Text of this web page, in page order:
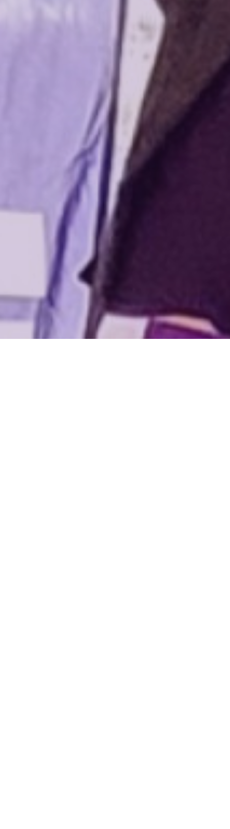
🇪🇺 Volt Europa
Volt est un parti et un mouvement
paneuropéen qui compte plus de 22 000
membres dans 31 pays.
Visiter Volt Europa
Tous les chapitres de Volt